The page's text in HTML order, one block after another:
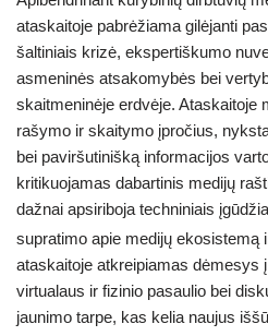
ataskaitoje pabrėžiama gilėjanti
šaltiniais krizė, ekspertiškumo
asmeninės atsakomybės bei
skaitmeninėje erdvėje. Ataskaitoje
rašymo ir skaitymo įpročius,
bei paviršutinišką informacijos
kritikuojamas dabartinis medijų
dažnai apsiriboja techniniais
supratimo apie medijų ekosistemą
ataskaitoje atkreipiamas dėmesys
virtualaus ir fizinio pasaulio bei
jaunimo tarpe, kas kelia naujus